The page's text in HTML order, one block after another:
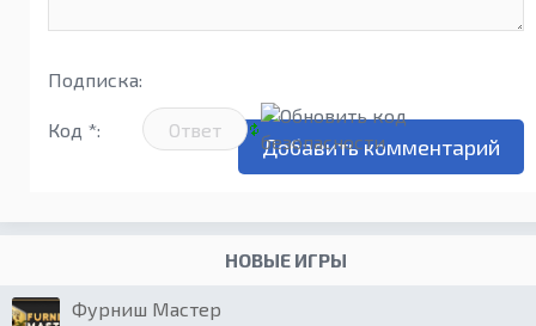
Подписка:
Код *:
НОВЫЕ ИГРЫ
Фурниш Мастер